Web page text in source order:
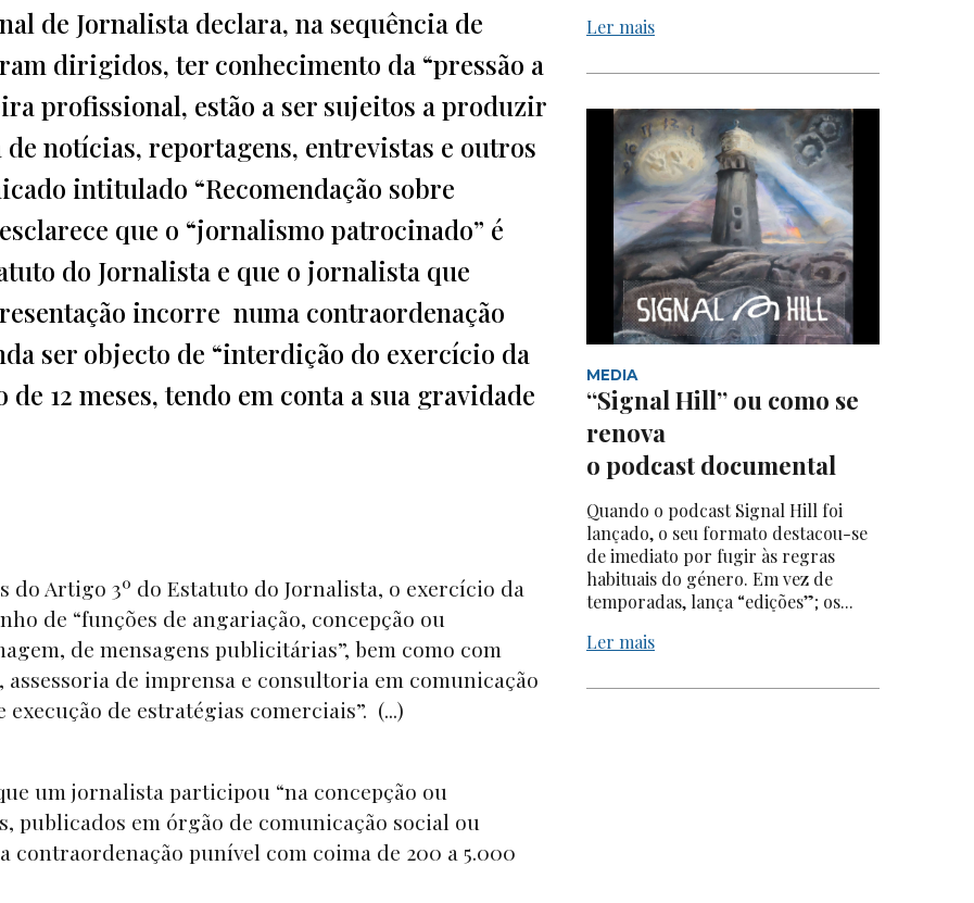
de Jornalista declara, na sequência de
dirigidos, ter conhecimento da “pressão a
profissional, estão a ser sujeitos a produzir
notícias, reportagens, entrevistas e outros
intitulado “Recomendação sobre
que o “jornalismo patrocinado” é
do Jornalista e que o jornalista que
incorre numa contraordenação
ser objecto de “interdição do exercício da
12 meses, tendo em conta a sua gravidade
Artigo 3º do Estatuto do Jornalista, o exercício da
de “funções de angariação, concepção ou
de mensagens publicitárias”, bem como com
assessoria de imprensa e consultoria em comunicação
de estratégias comerciais”. (...)
um jornalista participou “na concepção ou
publicados em órgão de comunicação social ou
punível com coima de 200 a 5.000
Ler mais
MEDIA
“Signal Hill” ou como se
renova
o podcast documental
Quando o podcast Signal Hill foi
lançado, o seu formato destacou-se
de imediato por fugir às regras
habituais do género. Em vez de
temporadas, lança “edições”; os...
Ler mais